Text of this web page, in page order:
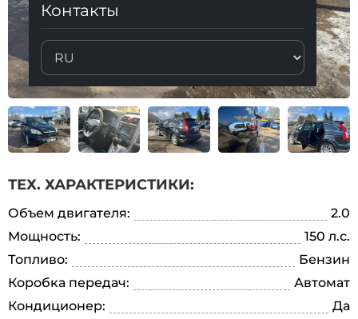
Контакты
ТЕХ. ХАРАКТЕРИСТИКИ:
Объем двигателя:
2.0
Мощность:
150 л.с.
Топливо:
Бензин
Коробка передач:
Автомат
Кондиционер:
Да